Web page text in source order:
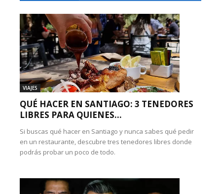
VIAJES
QUÉ HACER EN SANTIAGO: 3 TENEDORES
LIBRES PARA QUIENES...
Si buscas qué hacer en Santiago y nunca sabes qué pedir
en un restaurante, descubre tres tenedores libres donde
podrás probar un poco de todo.